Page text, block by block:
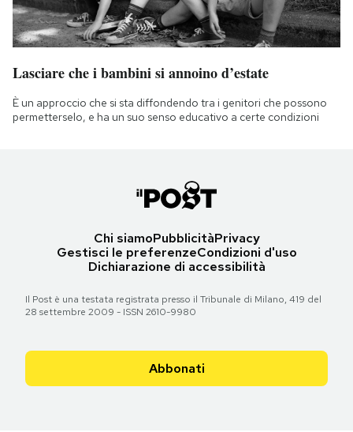
Lasciare che i bambini si annoino d’estate
È un approccio che si sta diffondendo tra i genitori che possono
permetterselo, e ha un suo senso educativo a certe condizioni
Chi siamoPubblicitàPrivacy
Gestisci le preferenzeCondizioni d'uso
Dichiarazione di accessibilità
Il Post è una testata registrata presso il Tribunale di Milano, 419 del
28 settembre 2009 - ISSN 2610-9980
Abbonati